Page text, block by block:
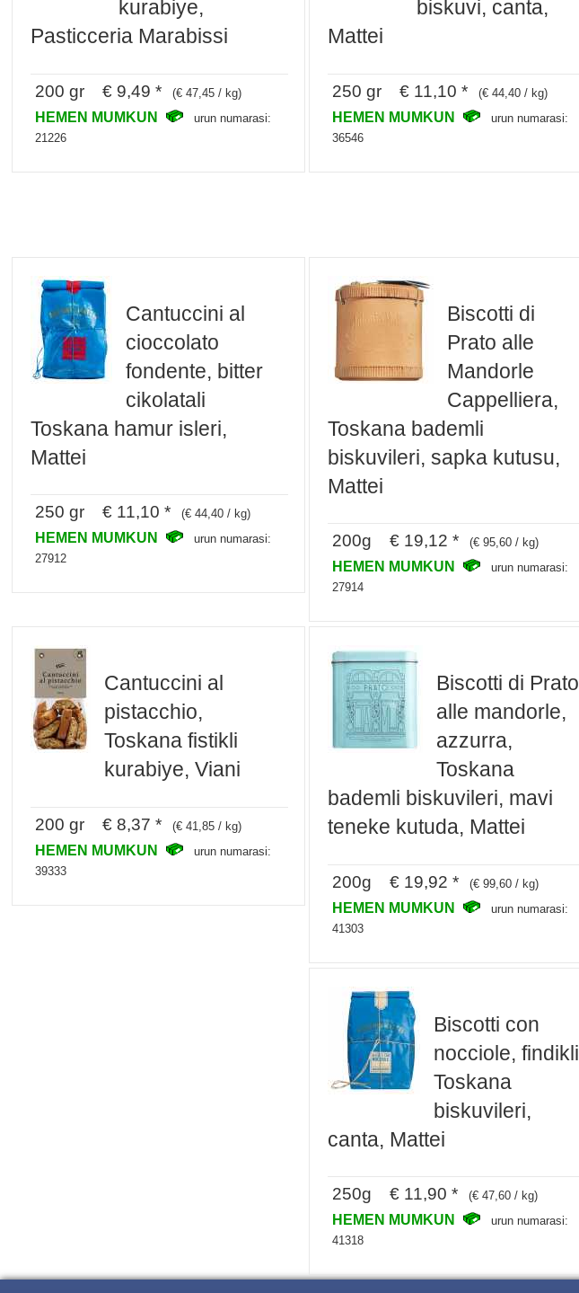
kurabiye,
Pasticceria Marabissi
200 gr € 9,49 * (€ 47,45 / kg)
HEMEN MUMKUN
urun numarasi:
21226
biskuvi, canta,
Mattei
250 gr € 11,10 * (€ 44,40 / kg)
HEMEN MUMKUN
urun numarasi:
36546
Cantuccini al
cioccolato
fondente, bitter
cikolatali
Toskana hamur isleri,
Mattei
250 gr € 11,10 * (€ 44,40 / kg)
HEMEN MUMKUN
urun numarasi:
27912
Biscotti di
Prato alle
Mandorle
Cappelliera,
Toskana bademli
biskuvileri, sapka kutusu,
Mattei
200g € 19,12 * (€ 95,60 / kg)
HEMEN MUMKUN
urun numarasi:
27914
Cantuccini al
pistacchio,
Toskana fistikli
kurabiye, Viani
200 gr € 8,37 * (€ 41,85 / kg)
HEMEN MUMKUN
urun numarasi:
39333
Biscotti di Prato
alle mandorle,
azzurra,
Toskana
bademli biskuvileri, mavi
teneke kutuda, Mattei
200g € 19,92 * (€ 99,60 / kg)
HEMEN MUMKUN
urun numarasi:
41303
Biscotti con
nocciole, findikli
Toskana
biskuvileri,
canta, Mattei
250g € 11,90 * (€ 47,60 / kg)
HEMEN MUMKUN
urun numarasi:
41318